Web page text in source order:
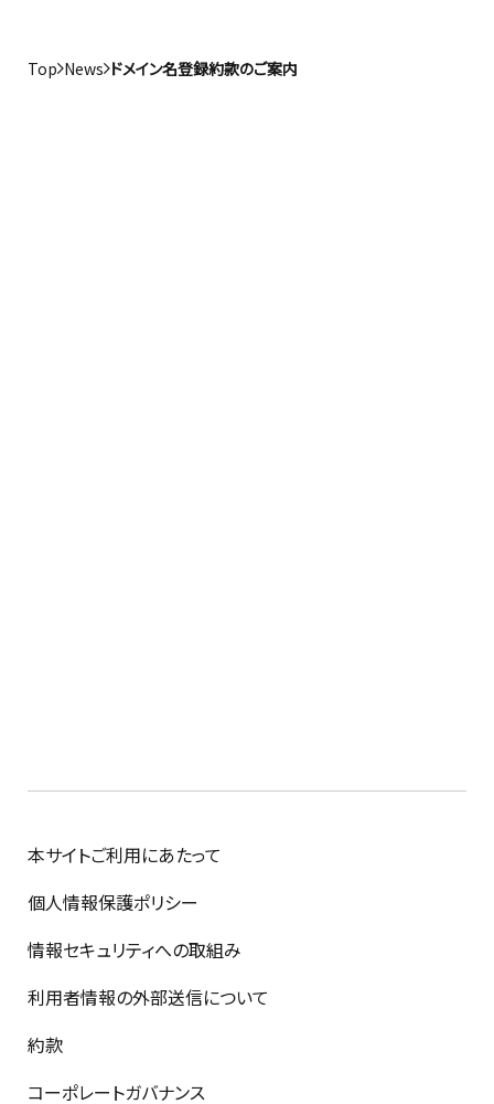
Top News ドメイン名登録約款のご案内
本サイトご利用にあたって
個人情報保護ポリシー
情報セキュリティへの取組み
利用者情報の外部送信について
約款
コーポレートガバナンス